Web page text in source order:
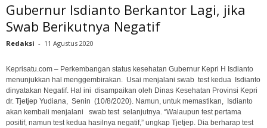
Gubernur Isdianto Berkantor Lagi, jika
Swab Berikutnya Negatif
Redaksi - 11 Agustus 2020
Keprisatu.com – Perkembangan status kesehatan Gubernur Kepri H Isdianto
menunjukkan hal menggembirakan. Usai menjalani swab test kedua Isdianto
dinyatakan Negatif. Hal ini disampaikan oleh Dinas Kesehatan Provinsi Kepri
dr. Tjetjep Yudiana, Senin (10/8/2020). Namun, untuk memastikan, Isdianto
akan kembali menjalani swab test selanjutnya. “Walaupun test pertama
positif, namun test kedua hasilnya negatif,” ungkap Tjetjep. Dia berharap test